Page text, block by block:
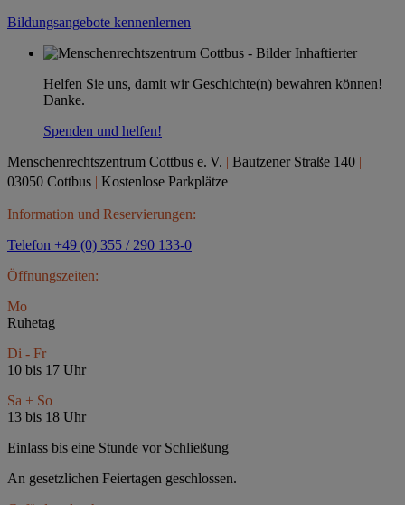
Bildungsangebote kennenlernen
Helfen Sie uns, damit wir Geschichte(n) bewahren können!
Danke.
Spenden und helfen!
Menschenrechtszentrum Cottbus e. V. | Bautzener Straße 140 |
03050 Cottbus | Kostenlose Parkplätze
Information und Reservierungen:
Telefon +49 (0) 355 / 290 133-0
Öffnungszeiten:
Mo
Ruhetag
Di - Fr
10 bis 17 Uhr
Sa + So
13 bis 18 Uhr
Einlass bis eine Stunde vor Schließung
An gesetzlichen Feiertagen geschlossen.